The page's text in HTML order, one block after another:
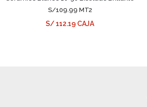
S/109.99 MT2
S/ 112.19 CAJA